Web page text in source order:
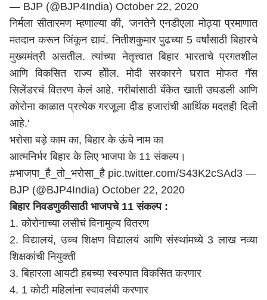
— BJP (@BJP4India) October 22, 2020
निर्मला सीतारमण म्हणाल्या की, 'जनतेने एनडीएला मोठ्या प्रमाणात
मतदान करून जिंकून द्यावं. नितीशकुमार पुढच्या 5 वर्षांसाठी बिहारचे
मुख्यमंत्री असतील. त्यांच्या नेतृत्त्वात बिहार भारताचे प्रगतशील
आणि विकसित राज्य होील. मोदी सरकारने घरात मोफत गॅस
सिलेंडरचं वितरण केलं आहे. गरीबांसाठी बँकेत खाती उघडली आणि
कोरोना काळात प्रत्येक गरजूला दीड हजारांची आर्थिक मदतही दिली
आहे.'
भरोसा बड़े काम का, बिहार के ऊंचे नाम का
आत्मनिर्भर बिहार के लिए भाजपा के 11 संकल्प।
#भाजपा_है_तो_भरोसा_है pic.twitter.com/S43K2cSAd3 —
BJP (@BJP4India) October 22, 2020
बिहार निवडणुकीसाठी भाजपचे 11 संकल्प :
1. कोरोनाच्या लसीचं विनामुल्य वितरण
2. विद्यालयं, उच्च शिक्षण विद्यालयं आणि संस्थांमध्ये 3 लाख नव्या
शिक्षकांची नियुक्ती
3. बिहारला आयटी हबच्या स्वरुपात विकसित करणार
4. 1 कोटी महिलांना स्वावलंबी करणार